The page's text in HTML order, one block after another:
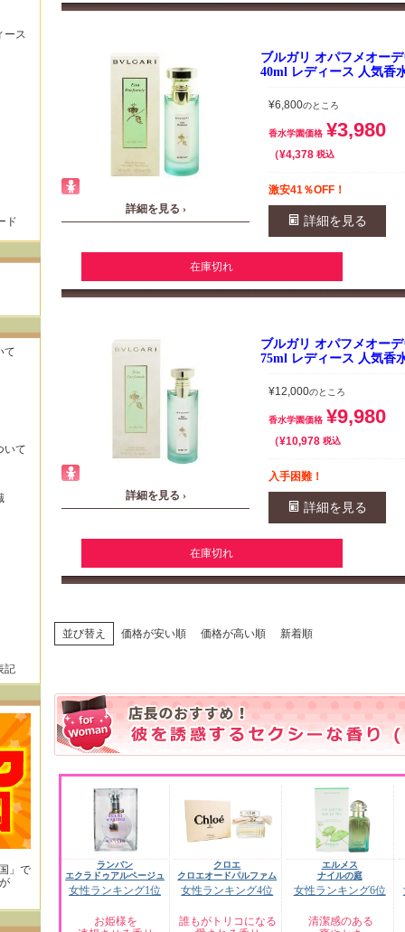
詳細を見る ›
ブルガリ オパフメオー
40ml レディース 人気香
¥6,800のところ
香水学園価格 ¥3,980
¥4,378 税込
激安41％OFF！
詳細を見る
在庫切れ
詳細を見る ›
ブルガリ オパフメオー
75ml レディース 人気香
¥12,000のところ
香水学園価格 ¥9,980
¥10,978 税込
入手困難！
詳細を見る
在庫切れ
並び替え 価格が安い順 価格が高い順 新着順
ランバン
エクラドゥアルページュ
女性ランキング1位
お姫様を
クロエ
クロエオードパルファム
女性ランキング4位
誰もがトリコになる
エルメス
ナイルの庭
女性ランキング6位
清潔感のある
ース
ド
て
いて
記
」で